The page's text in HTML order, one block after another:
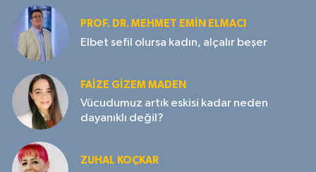
PROF. DR. MEHMET EMIN ELMACI
Elbet sefil olursa kadın, alçalır beşer
FAIZE GIZEM MADEN
Vücudumuz artık eskisi kadar neden
dayanıklı değil?
ZUHAL KOÇKAR